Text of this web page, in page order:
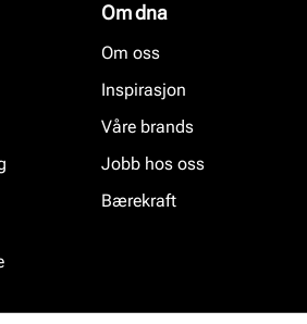
Om dna
Om oss
Inspirasjon
Våre brands
Jobb hos oss
Bærekraft